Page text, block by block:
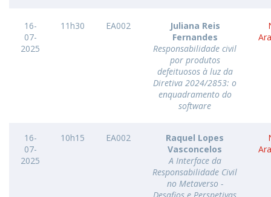
16-
07-
2025
11h30 EA002
Juliana Reis
Fernandes
Responsabilidade civil
por produtos
defeituosos à luz da
Diretiva 2024/2853: o
enquadramento do
software
16-
07-
2025
10h15 EA002
Raquel Lopes
Vasconcelos
A Interface da
Responsabilidade Civil
no Metaverso -